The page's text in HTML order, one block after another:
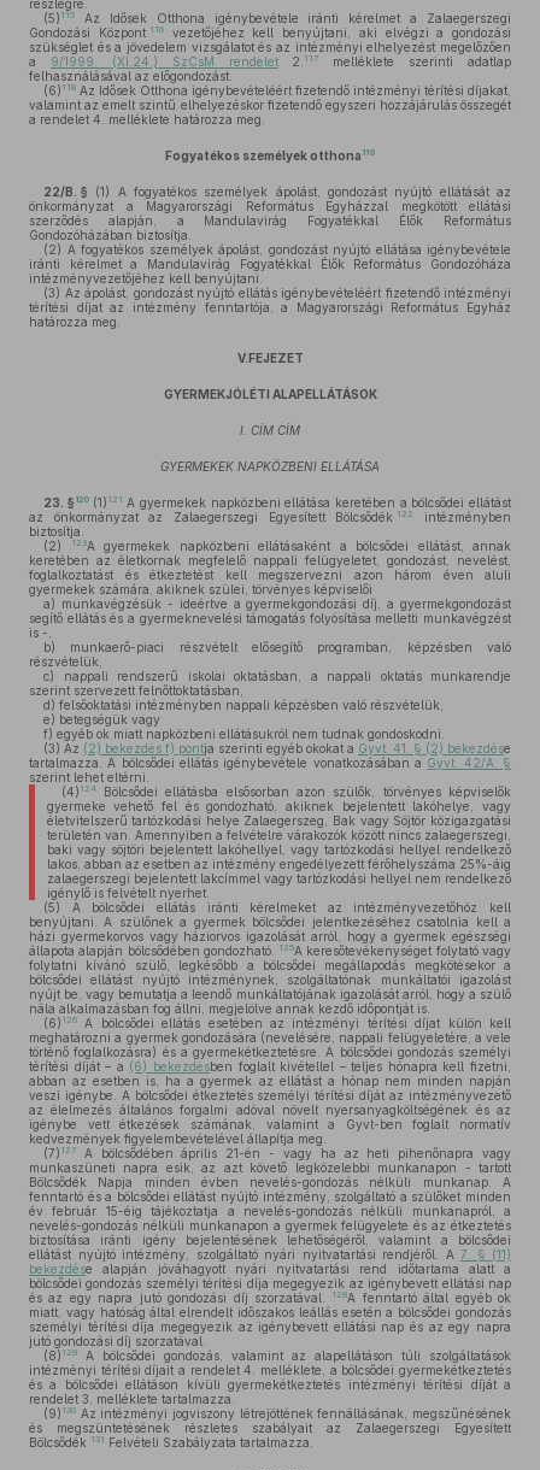
részlegre.
(5) 115
Az Idősek Otthona igénybevétele iránti kérelmet a Zalaegerszegi
Gondozási Központ 116vezetőjéhez kell benyújtani, aki elvégzi a gondozási
szükséglet és a jövedelem vizsgálatot és az intézményi elhelyezést megelőzően
a 9/1999. (XI.24.) SzCsM rendelet2. 117
melléklete szerinti adatlap
felhasználásával az előgondozást.
(6) 118 Az Idősek Otthona igénybevételéért fizetendő intézményi térítési díjakat,
valamint az emelt szintű elhelyezéskor fizetendő egyszeri hozzájárulás összegét
a rendelet 4. melléklete határozza meg.
Fogyatékos személyek otthona 119
22/B. § (1)
A fogyatékos személyek ápolást, gondozást nyújtó ellátását az
önkormányzat a Magyarországi Református Egyházzal megkötött ellátási
szerződés alapján, a Mandulavirág Fogyatékkal Élők Református
Gondozóházában biztosítja.
(2) A fogyatékos személyek ápolást, gondozást nyújtó ellátása igénybevétele
iránti kérelmet a Mandulavirág Fogyatékkal Élők Református Gondozóháza
intézményvezetőjéhez kell benyújtani.
(3) Az ápolást, gondozást nyújtó ellátás igénybevételéért fizetendő intézményi
térítési díjat az intézmény fenntartója, a Magyarországi Református Egyház
határozza meg.
V.FEJEZET
GYERMEKJÓLÉTI ALAPELLÁTÁSOK
I. CÍM CÍM
GYERMEKEK NAPKÖZBENI ELLÁTÁSA
23. § 120 (1) 121 A gyermekek napközbeni ellátása keretében a bölcsődei ellátást
az önkormányzat az Zalaegerszegi Egyesített Bölcsődék 122
intézményben
biztosítja.
(2)
123A gyermekek napközbeni ellátásaként a bölcsődei ellátást, annak
keretében az életkornak megfelelő nappali felügyeletet, gondozást, nevelést,
foglalkoztatást és étkeztetést kell megszervezni azon három éven aluli
gyermekek számára, akiknek szülei, törvényes képviselői
a) munkavégzésük - ideértve a gyermekgondozási díj, a gyermekgondozást
segítő ellátás és a gyermeknevelési támogatás folyósítása melletti munkavégzést
is -,
b) munkaerő-piaci részvételt elősegítő programban, képzésben való
részvételük,
c) nappali rendszerű iskolai oktatásban, a nappali oktatás munkarendje
szerint szervezett felnőttoktatásban,
d) felsőoktatási intézményben nappali képzésben való részvételük,
e) betegségük vagy
f) egyéb ok miatt napközbeni ellátásukról nem tudnak gondoskodni.
(3) Az (2) bekezdés f) pontja szerinti egyéb okokat a Gyvt. 41. § (2) bekezdése
tartalmazza. A bölcsődei ellátás igénybevétele vonatkozásában a Gyvt. 42/A. §
szerint lehet eltérni.
(4) 124Bölcsődei ellátásba elsősorban azon szülők, törvényes képviselők
gyermeke vehető fel és gondozható, akiknek bejelentett lakóhelye, vagy
életvitelszerű tartózkodási helye Zalaegerszeg, Bak vagy Söjtör közigazgatási
területén van. Amennyiben a felvételre várakozók között nincs zalaegerszegi,
baki vagy söjtöri bejelentett lakóhellyel, vagy tartózkodási hellyel rendelkező
lakos, abban az esetben az intézmény engedélyezett férőhelyszáma 25%-áig
zalaegerszegi bejelentett lakcímmel vagy tartózkodási hellyel nem rendelkező
igénylő is felvételt nyerhet.
(5) A bölcsődei ellátás iránti kérelmeket az intézményvezetőhöz kell
benyújtani. A szülőnek a gyermek bölcsődei jelentkezéséhez csatolnia kell a
házi gyermekorvos vagy háziorvos igazolását arról, hogy a gyermek egészségi
állapota alapján bölcsődében gondozható.
125A keresőtevékenységet folytató vagy
folytatni kívánó szülő, legkésőbb a bölcsődei megállapodás megkötésekor a
bölcsődei ellátást nyújtó intézménynek, szolgáltatónak munkáltatói igazolást
nyújt be, vagy bemutatja a leendő munkáltatójának igazolását arról, hogy a szülő
nála alkalmazásban fog állni, megjelölve annak kezdő időpontját is.
(6) 126
A bölcsődei ellátás esetében az intézményi térítési díjat külön kell
meghatározni a gyermek gondozására (nevelésére, nappali felügyeletére, a vele
történő foglalkozásra) és a gyermekétkeztetésre. A bölcsődei gondozás személyi
térítési díját – a (6) bekezdésben foglalt kivétellel – teljes hónapra kell fizetni,
abban az esetben is, ha a gyermek az ellátást a hónap nem minden napján
veszi igénybe. A bölcsődei étkeztetés személyi térítési díját az intézményvezető
az élelmezés általános forgalmi adóval növelt nyersanyagköltségének és az
igénybe vett étkezések számának, valamint a Gyvt-ben foglalt normatív
kedvezmények figyelembevételével állapítja meg.
(7) 127
A bölcsődében április 21-én - vagy ha az heti pihenőnapra vagy
munkaszüneti napra esik, az azt követő legközelebbi munkanapon - tartott
Bölcsődék Napja minden évben nevelés-gondozás nélküli munkanap. A
fenntartó és a bölcsődei ellátást nyújtó intézmény, szolgáltató a szülőket minden
év február 15-éig tájékoztatja a nevelés-gondozás nélküli munkanapról, a
nevelés-gondozás nélküli munkanapon a gyermek felügyelete és az étkeztetés
biztosítása iránti igény bejelentésének lehetőségéről, valamint a bölcsődei
ellátást nyújtó intézmény, szolgáltató nyári nyitvatartási rendjéről. A 7. § (11)
bekezdése alapján jóváhagyott nyári nyitvatartási rend időtartama alatt a
bölcsődei gondozás személyi térítési díja megegyezik az igénybevett ellátási nap
és az egy napra jutó gondozási díj szorzatával.
128A fenntartó által egyéb ok
miatt, vagy hatóság által elrendelt időszakos leállás esetén a bölcsődei gondozás
személyi térítési díja megegyezik az igénybevett ellátási nap és az egy napra
jutó gondozási díj szorzatával.
(8) 129
A bölcsődei gondozás, valamint az alapellátáson túli szolgáltatások
intézményi térítési díjait a rendelet 4. melléklete, a bölcsődei gyermekétkeztetés
és a bölcsődei ellátáson kívüli gyermekétkeztetés intézményi térítési díját a
rendelet 3. melléklete tartalmazza.
(9) 130 Az intézményi jogviszony létrejöttének fennállásának, megszűnésének
és megszüntetésének részletes szabályait az Zalaegerszegi Egyesített
Bölcsődék 131 Felvételi Szabályzata tartalmazza.